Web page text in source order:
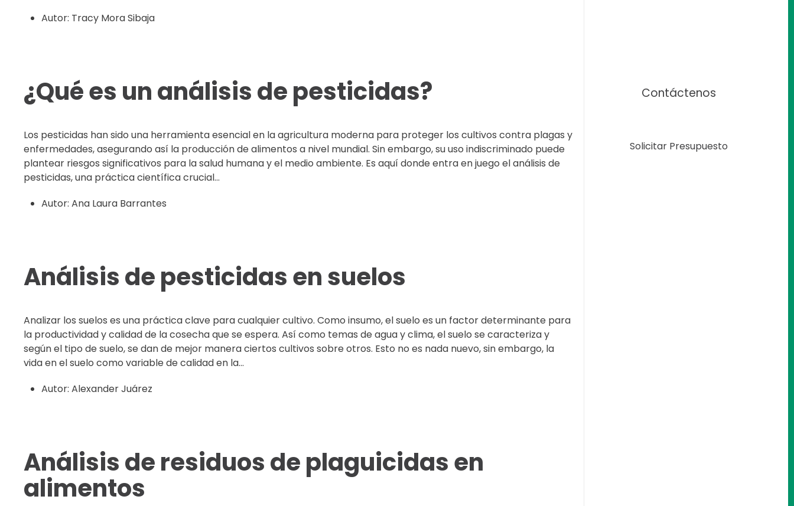
Autor: Tracy Mora Sibaja
¿Qué es un análisis de pesticidas?
Los pesticidas han sido una herramienta esencial en la agricultura moderna para proteger los cultivos contra plagas y
enfermedades, asegurando así la producción de alimentos a nivel mundial. Sin embargo, su uso indiscriminado puede
plantear riesgos significativos para la salud humana y el medio ambiente. Es aquí donde entra en juego el análisis de
pesticidas, una práctica científica crucial...
Autor: Ana Laura Barrantes
Análisis de pesticidas en suelos
Analizar los suelos es una práctica clave para cualquier cultivo. Como insumo, el suelo es un factor determinante para
la productividad y calidad de la cosecha que se espera. Así como temas de agua y clima, el suelo se caracteriza y
según el tipo de suelo, se dan de mejor manera ciertos cultivos sobre otros. Esto no es nada nuevo, sin embargo, la
vida en el suelo como variable de calidad en la...
Autor: Alexander Juárez
Análisis de residuos de plaguicidas en
alimentos
Contáctenos
Solicitar Presupuesto